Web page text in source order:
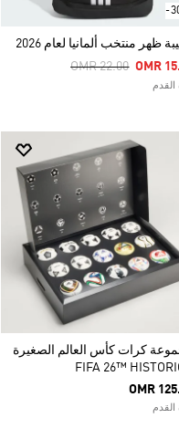
-
ظهر منتخب ألمانيا لعام 2026
Price Reduced
OMR 22.00ToOMR
القدم
كرات كأس العالم الصغيرة
FIFA 26™
OMR
القدم